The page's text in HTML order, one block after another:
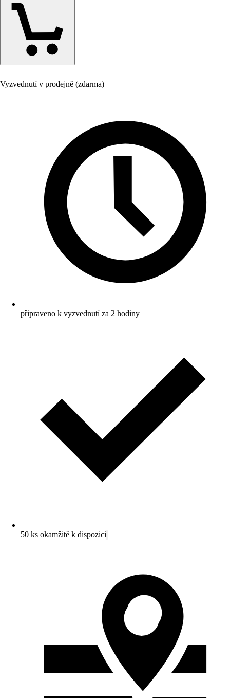
Vyzvednutí v prodejně (zdarma)
připraveno k vyzvednutí za 2 hodiny
50 ks okamžitě k dispozici